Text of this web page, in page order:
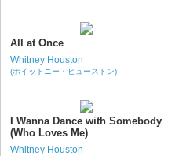
All at Once
Whitney Houston
(ホイットニー・ヒューストン)
I Wanna Dance with Somebody
(Who Loves Me)
Whitney Houston